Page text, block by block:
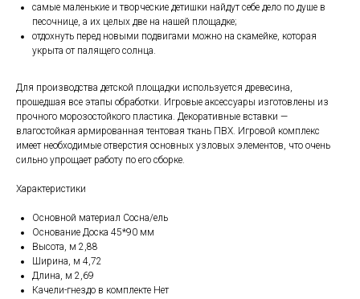
самые маленькие и творческие детишки найдут себе дело по душе в
песочнице, а их целых две на нашей площадке;
отдохнуть перед новыми подвигами можно на скамейке, которая
укрыта от палящего солнца.
Для производства детской площадки используется древесина,
прошедшая все этапы обработки. Игровые аксессуары изготовлены из
прочного морозостойкого пластика. Декоративные вставки —
влагостойкая армированная тентовая ткань ПВХ. Игровой комплекс
имеет необходимые отверстия основных узловых элементов, что очень
сильно упрощает работу по его сборке.
Характеристики
Основной материал Сосна/ель
Основание Доска 45*90 мм
Высота, м 2,88
Ширина, м 4,72
Длина, м 2,69
Качели-гнездо в комплекте Нет